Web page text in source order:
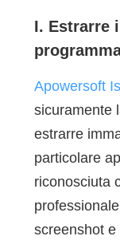
I. Estrarre
Apowersoft
sicuramente
estrarre
particolare
riconosciuta
screenshot